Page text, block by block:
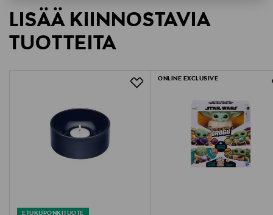
Valmistaja
Springyard
Elementgatan 10, SE-504 64 Borås, Sweden
Digitaalinen osoite
info@springyard.com
LISÄÄ KIINNOSTAVIA
TUOTTEITA
ETUKUPONKITUOTE
ONLINE EXCLUSIVE